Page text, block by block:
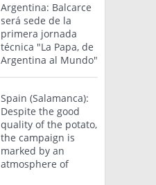
Argentina: Balcarce
será sede de la
primera jornada
técnica "La Papa, de
Argentina al Mundo"
Spain (Salamanca):
Despite the good
quality of the potato,
the campaign is
marked by an
atmosphere of